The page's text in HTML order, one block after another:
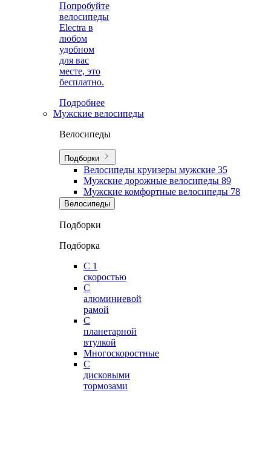
Попробуйте
велосипеды
Electra в
любом
удобном
для вас
месте, это
бесплатно.
Подробнее
Мужские велосипеды
Велосипеды
Подборки
Велосипеды круизеры мужские 35
Мужские дорожные велосипеды 89
Мужские комфортные велосипеды 78
Велосипеды
Подборки
Подборка
С 1
скоростью
С
алюминиевой
рамой
С
планетарной
втулкой
Многоскоростные
С
дисковыми
тормозами